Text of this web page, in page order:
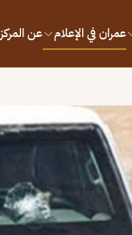
عمران في الإعلام عن المركز